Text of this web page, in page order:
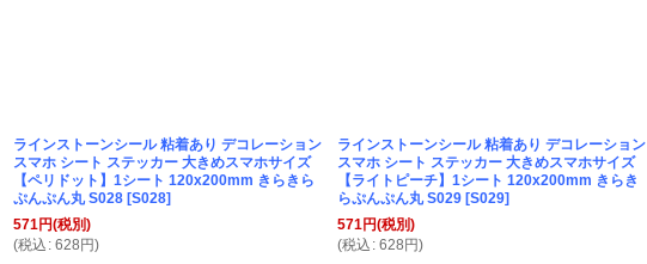
ラインストーンシール 粘着あり デコレーション
スマホ シート ステッカー 大きめスマホサイズ
【ペリドット】1シート 120x200mm きらきら
ぷんぷん丸 S028 [S028]
571円(税別)
(税込 : 628 円)
ラインストーンシール 粘着あり デコレーション
スマホ シート ステッカー 大きめスマホサイズ
【ライトピーチ】1シート 120x200mm きらき
らぷんぷん丸 S029 [S029]
571円(税別)
(税込 : 628 円)